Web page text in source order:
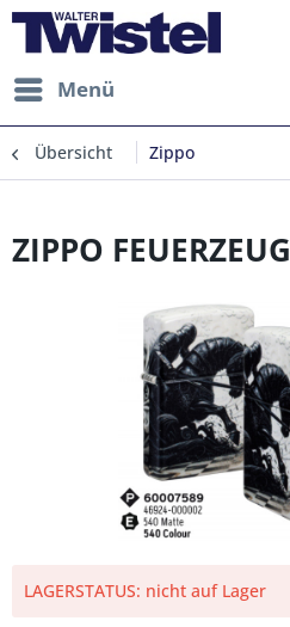
Menü
Übersicht Zippo
ZIPPO FEUERZEUG
LAGERSTATUS: nicht auf Lager